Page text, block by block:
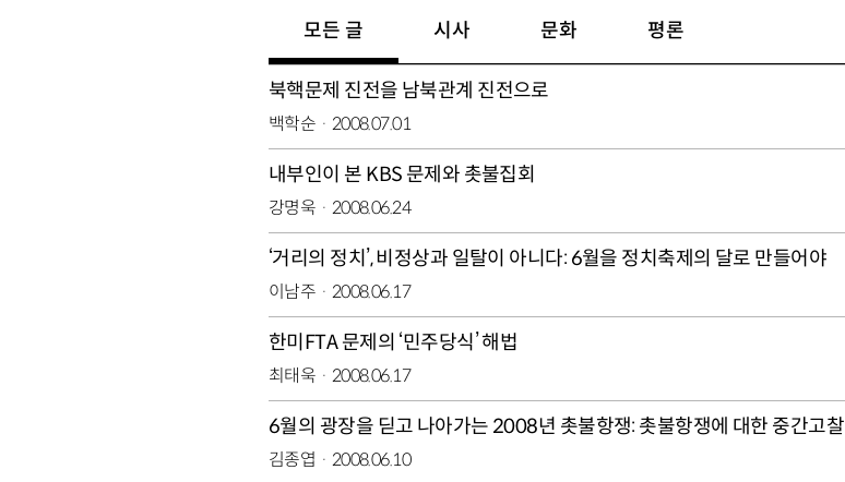
모든 글 시사 문화 평론
북핵문제 진전을 남북관계 진전으로
백학순 2008.07.01
내부인이 본 KBS 문제와 촛불집회
강명욱 2008.06.24
‘거리의 정치’, 비정상과 일탈이 아니다: 6월을 정치축제의 달로 만들어야
이남주 2008.06.17
한미FTA 문제의 ‘민주당식’ 해법
최태욱 2008.06.17
6월의 광장을 딛고 나아가는 2008년 촛불항쟁: 촛불항쟁에 대한 중간고찰
김종엽 2008.06.10